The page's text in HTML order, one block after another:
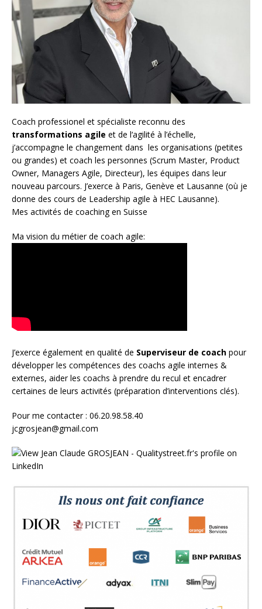
Coach professionel et spécialiste reconnu des
transformations agile et de l‘agilité à l’échelle,
j’accompagne le changement dans les organisations (petites
ou grandes) et coach les personnes (Scrum Master, Product
Owner, Managers Agile, Directeur), les équipes dans leur
nouveau parcours. J’exerce à Paris, Genève et Lausanne (où je
donne des cours de Leadership agile à HEC Lausanne).
Mes activités de coaching en Suisse
Ma vision du métier de coach agile:
J’exerce également en qualité de Superviseur de coach pour
développer les compétences des coachs agile internes &
externes, aider les coachs à prendre du recul et encadrer
certaines de leurs activités (préparation d’interventions clés).
Pour me contacter : 06.20.98.58.40
jcgrosjean@gmail.com